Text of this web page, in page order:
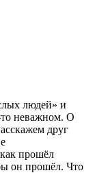
людей» и
неважном. О
друг
прошёл
он прошёл. Что